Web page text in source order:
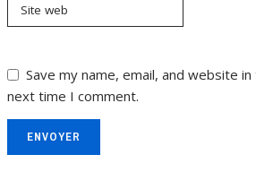
Site web
Save my name, email, and website
next time I comment.
ENVOYER